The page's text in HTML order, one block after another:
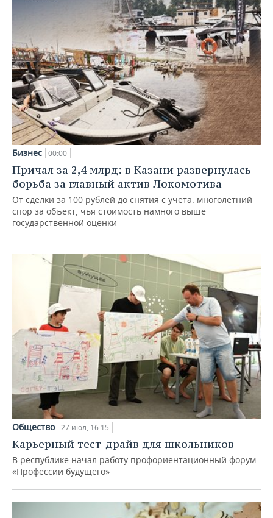
Бизнес 00:00
Причал за 2,4 млрд: в Казани развернулась
борьба за главный актив Локомотива
От сделки за 100 рублей до снятия с учета: многолетний
спор за объект, чья стоимость намного выше
государственной оценки
Общество 27 июл, 16:15
Карьерный тест-драйв для школьников
В республике начал работу профориентационный форум
«Профессии будущего»